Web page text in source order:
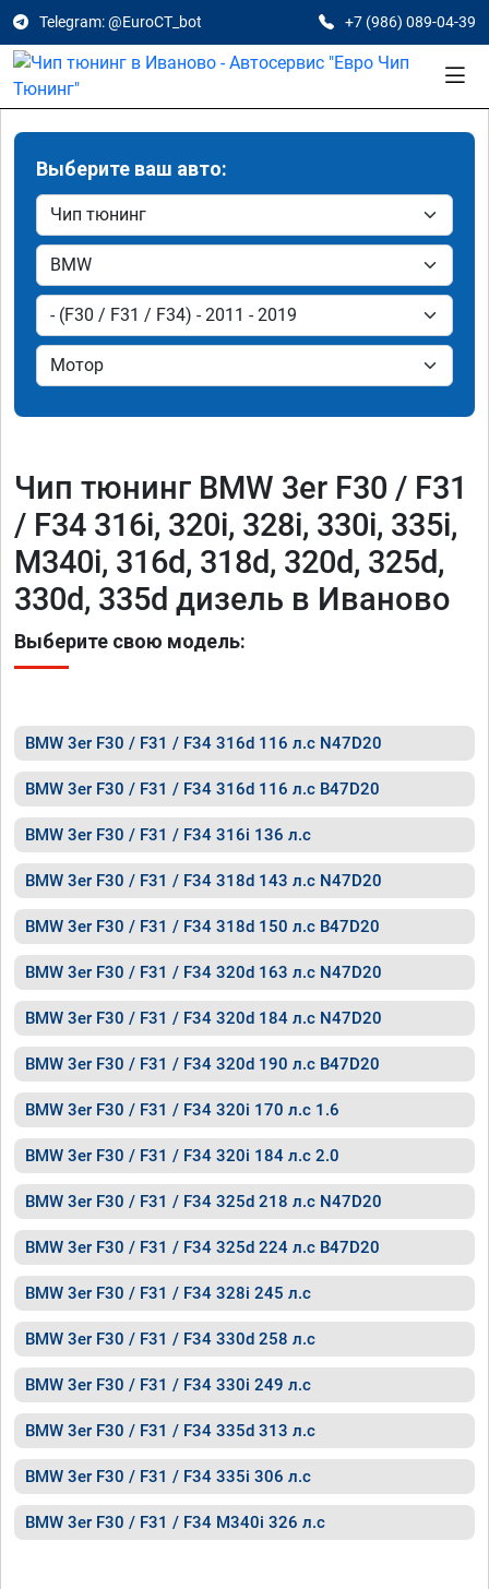
Telegram: @EuroCT_bot +7 (986) 089-04-39
Выберите ваш авто:
Чип тюнинг BMW 3er F30 / F31
/ F34 316i, 320i, 328i, 330i, 335i,
M340i, 316d, 318d, 320d, 325d,
330d, 335d дизель в Иваново
Выберите свою модель:
BMW 3er F30 / F31 / F34 316d 116 л.с N47D20
BMW 3er F30 / F31 / F34 316d 116 л.с B47D20
BMW 3er F30 / F31 / F34 316i 136 л.с
BMW 3er F30 / F31 / F34 318d 143 л.с N47D20
BMW 3er F30 / F31 / F34 318d 150 л.с B47D20
BMW 3er F30 / F31 / F34 320d 163 л.с N47D20
BMW 3er F30 / F31 / F34 320d 184 л.с N47D20
BMW 3er F30 / F31 / F34 320d 190 л.с B47D20
BMW 3er F30 / F31 / F34 320i 170 л.с 1.6
BMW 3er F30 / F31 / F34 320i 184 л.с 2.0
BMW 3er F30 / F31 / F34 325d 218 л.с N47D20
BMW 3er F30 / F31 / F34 325d 224 л.с B47D20
BMW 3er F30 / F31 / F34 328i 245 л.с
BMW 3er F30 / F31 / F34 330d 258 л.с
BMW 3er F30 / F31 / F34 330i 249 л.с
BMW 3er F30 / F31 / F34 335d 313 л.с
BMW 3er F30 / F31 / F34 335i 306 л.с
BMW 3er F30 / F31 / F34 M340i 326 л.с